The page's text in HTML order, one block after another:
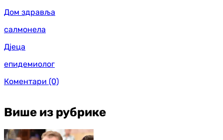
Дом здравља
салмонела
Дјеца
епидемиолог
Коментари (0)
Више из рубрике